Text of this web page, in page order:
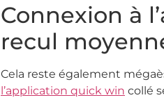
Connexion à
recul
Cela reste également
l’application quick win collé